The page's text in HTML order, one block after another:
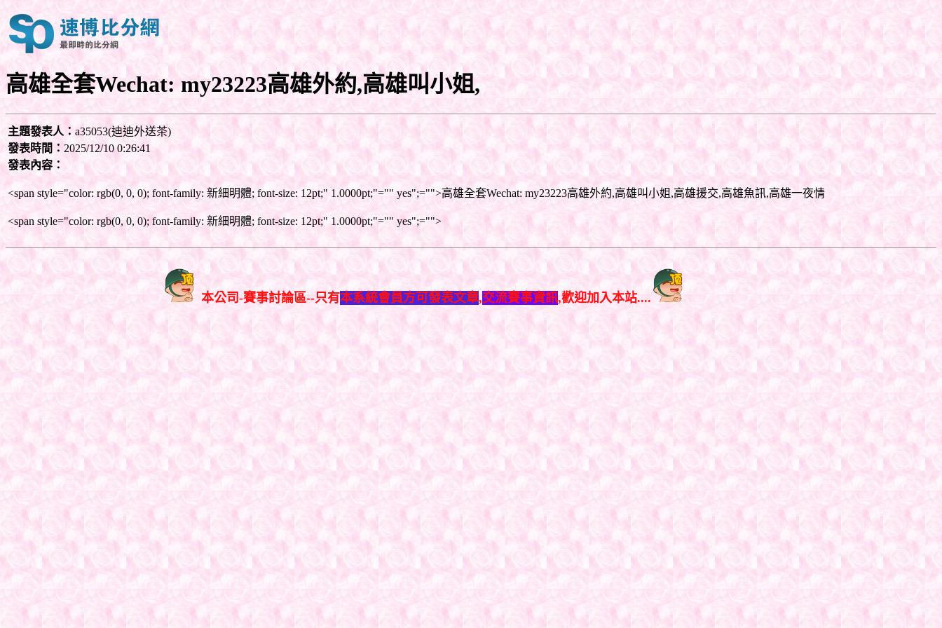
高雄全套Wechat: my23223高雄外約,高雄叫小姐,
主題發表人： a35053(迪迪外送茶)
發表時間： 2025/12/10 0:26:41
發表內容：
<span style="color: rgb(0, 0, 0); font-family: 新細明體; font-size: 12pt;" 1.0000pt;"="" yes";="">高雄全套Wechat: my23223高雄外約,高雄叫小姐,高雄援交,高雄魚訊,高雄一夜情
<span style="color: rgb(0, 0, 0); font-family: 新細明體; font-size: 12pt;" 1.0000pt;"="" yes";="">
本公司-賽事討論區--只有本系統會員方可發表文章,交流賽事資訊,歡迎加入本站....